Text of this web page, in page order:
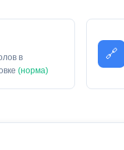
в
(норма)
🔗